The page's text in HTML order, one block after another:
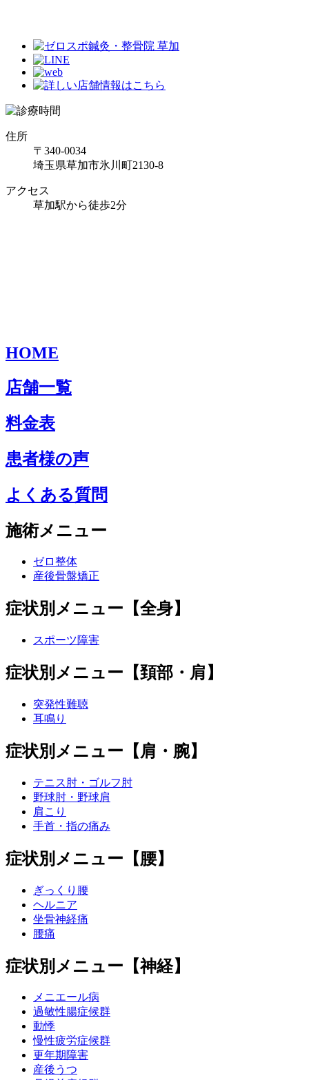
住所
〒340-0034
埼玉県草加市氷川町2130-8
アクセス
草加駅から徒歩2分
HOME
店舗一覧
料金表
患者様の声
よくある質問
施術メニュー
ゼロ整体
産後骨盤矯正
症状別メニュー【全身】
スポーツ障害
症状別メニュー【頚部・肩】
突発性難聴
耳鳴り
症状別メニュー【肩・腕】
テニス肘・ゴルフ肘
野球肘・野球肩
肩こり
手首・指の痛み
症状別メニュー【腰】
ぎっくり腰
ヘルニア
坐骨神経痛
腰痛
症状別メニュー【神経】
メニエール病
過敏性腸症候群
動悸
慢性疲労症候群
更年期障害
産後うつ